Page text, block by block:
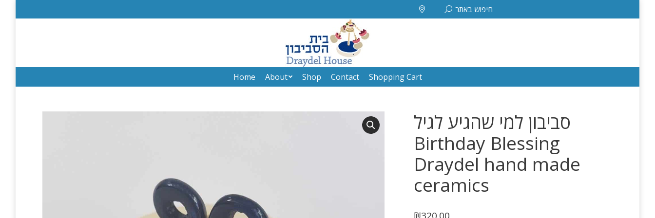
Search:
חיפוש באתר
Home About Shop Contact Shopping Cart
סביבון למי שהגיע לגיל
Birthday Blessing
Draydel hand made
ceramics
Contact